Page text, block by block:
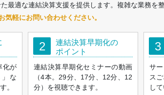
最適な連結決算支援を提供します。複雑な業務を
気軽にお問い合わせください。
化が
な
。
2
連結決算早期化の
ポイント
連結決算早期化セミナーの動画
（4本。29分、17分、12分、12
分）を視聴できます。
3
サ
ス
し